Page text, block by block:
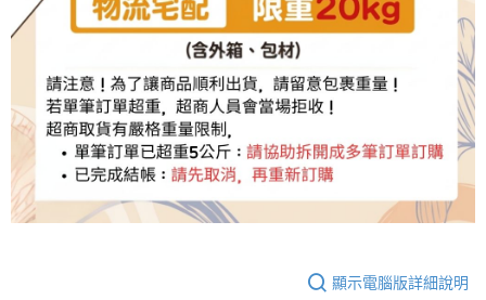
顯示電腦版詳細說明